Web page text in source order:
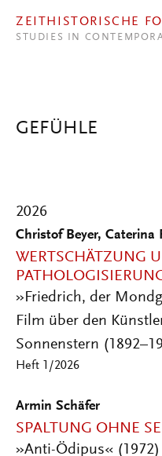
ZEITHISTORISCHE
STUDIES IN
GEFÜHLE
2026
Christof Beyer, Caterina
WERTSCHÄTZUNG
»Friedrich, der
Film über den
Sonnenstern
Heft 1/2026
Armin Schäfer
SPALTUNG OHNE
»Anti-Ödipus«